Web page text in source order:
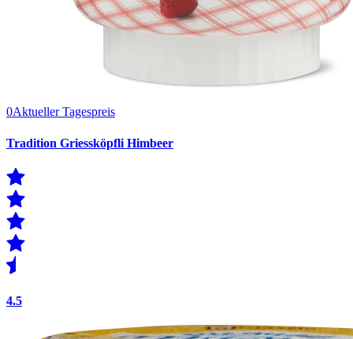
0Aktueller Tagespreis
Tradition Griessköpfli Himbeer
4.5